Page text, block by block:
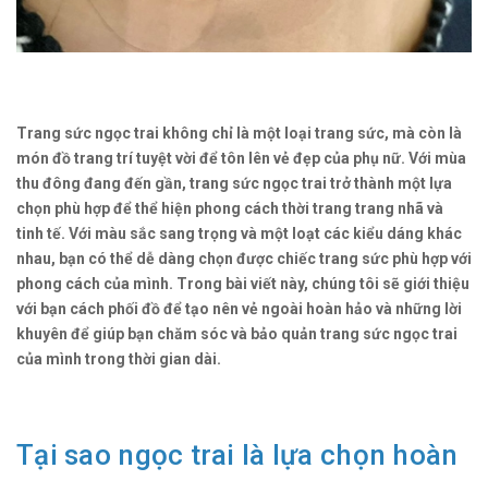
Trang sức ngọc trai không chỉ là một loại trang sức, mà còn là
món đồ trang trí tuyệt vời để tôn lên vẻ đẹp của phụ nữ. Với mùa
thu đông đang đến gần, trang sức ngọc trai trở thành một lựa
chọn phù hợp để thể hiện phong cách thời trang trang nhã và
tinh tế. Với màu sắc sang trọng và một loạt các kiểu dáng khác
nhau, bạn có thể dễ dàng chọn được chiếc trang sức phù hợp với
phong cách của mình. Trong bài viết này, chúng tôi sẽ giới thiệu
với bạn cách phối đồ để tạo nên vẻ ngoài hoàn hảo và những lời
khuyên để giúp bạn chăm sóc và bảo quản trang sức ngọc trai
của mình trong thời gian dài.
Tại sao ngọc trai là lựa chọn hoàn